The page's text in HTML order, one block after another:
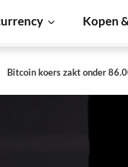
Kopen
Bitcoin koers zakt onder